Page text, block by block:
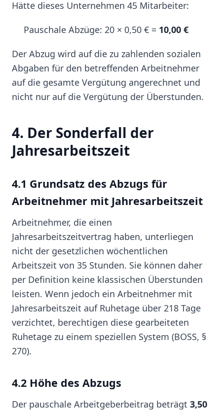
Hätte dieses Unternehmen 45 Mitarbeiter:
Pauschale Abzüge: 20 × 0,50 € = 10,00 €
Der Abzug wird auf die zu zahlenden sozialen
Abgaben für den betreffenden Arbeitnehmer
auf die gesamte Vergütung angerechnet und
nicht nur auf die Vergütung der Überstunden.
4. Der Sonderfall der
Jahresarbeitszeit
4.1 Grundsatz des Abzugs für
Arbeitnehmer mit Jahresarbeitszeit
Arbeitnehmer, die einen
Jahresarbeitszeitvertrag haben, unterliegen
nicht der gesetzlichen wöchentlichen
Arbeitszeit von 35 Stunden. Sie können daher
per Definition keine klassischen Überstunden
leisten. Wenn jedoch ein Arbeitnehmer mit
Jahresarbeitszeit auf Ruhetage über 218 Tage
verzichtet, berechtigen diese gearbeiteten
Ruhetage zu einem speziellen System (BOSS, §
270).
4.2 Höhe des Abzugs
Der pauschale Arbeitgeberbeitrag beträgt 3,50